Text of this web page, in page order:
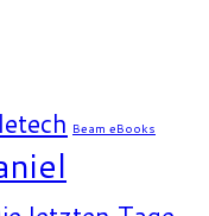
Beam eBooks